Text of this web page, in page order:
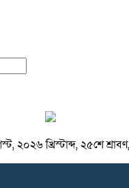
২০২৬ খ্রিস্টাব্দ, ২৫শে